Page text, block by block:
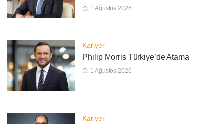
1 Ağustos 2026
Kariyer
Philip Morris Türkiye’de Atama
1 Ağustos 2026
Kariyer